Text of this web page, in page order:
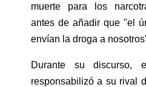
muerte para los
antes de añadir que "el
envían la droga a
Durante su discurso,
responsabilizó a su rival